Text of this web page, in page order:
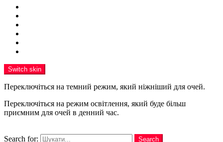
Switch skin
Переключіться на темний режим, який ніжніший для очей.
Переключіться на режим освітлення, який буде більш
приємним для очей в денний час.
Search for:
Search